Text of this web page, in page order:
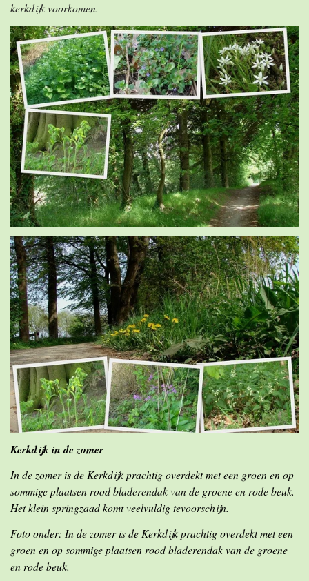
kerkdijk voorkomen.
Kerkdijk in de zomer
In de zomer is de Kerkdijk prachtig overdekt met een groen en op
sommige plaatsen rood bladerendak van de groene en rode beuk.
Het klein springzaad komt veelvuldig tevoorschijn.
Foto onder: In de zomer is de Kerkdijk prachtig overdekt met een
groen en op sommige plaatsen rood bladerendak van de groene
en rode beuk.